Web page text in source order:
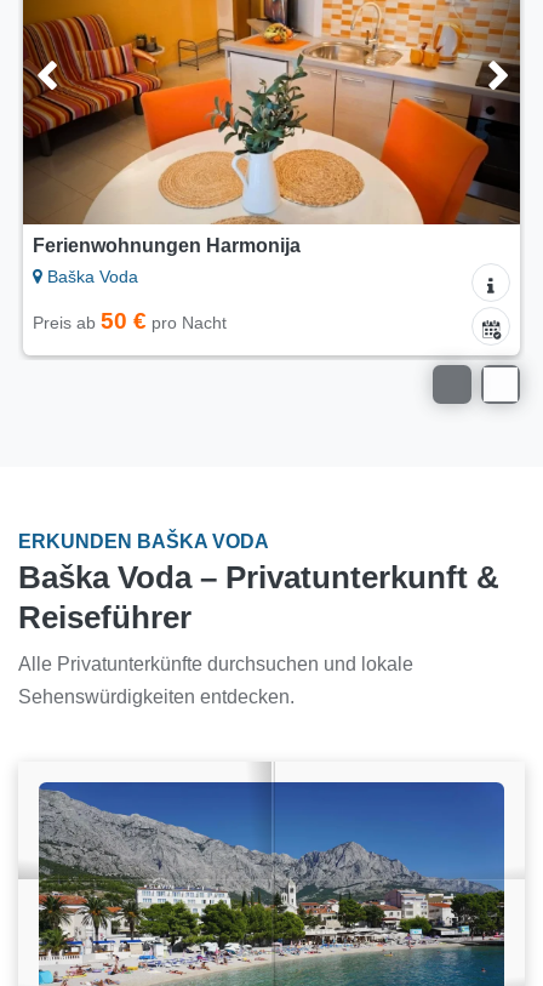
Ferienwohnungen Harmonija
Baška Voda
Preis ab 50 € pro Nacht
ERKUNDEN BAŠKA VODA
Baška Voda – Privatunterkunft &
Reiseführer
Alle Privatunterkünfte durchsuchen und lokale
Sehenswürdigkeiten entdecken.